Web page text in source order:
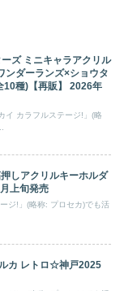
ズ ミニキャラアクリル
ンダーランズ×ショウタ
10種)【再販】 2026年
イ カラフルステージ!」(略
しアクリルキーホルダ
上旬発売
ジ!」(略称: プロセカ)でも活
カ レトロ☆神戸2025